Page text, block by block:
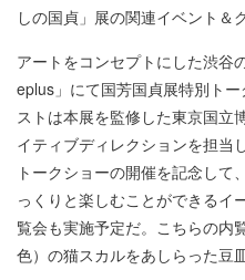
しの国貞」展の関連イベント＆
アートをコンセプトにした渋谷
eplus」にて国芳国貞展特別ト
ストは本展を監修した東京国立
イティブディレクションを担当
トークショーの開催を記念して
っくりと楽しむことができるイ
覧会も実施予定だ。こちらの内
色）の猫スカルをあしらった豆